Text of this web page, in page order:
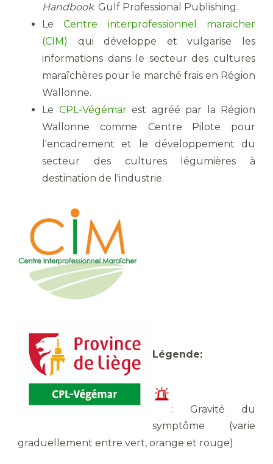
Handbook. Gulf Professional Publishing.
LeCentre interprofessionnel maraicher
(CIM)
qui développe et vulgarise les
informations dans le secteur des cultures
maraîchères pour le marché frais en Région
Wallonne.
Le CPL-Végémarest agréé par la Région
Wallonne comme
Centre Pilote pour
l'encadrement et le développement du
secteur des cultures légumières à
destination de l'industrie.
Légende:
: Gravité du
symptôme (varie
graduellement entre vert, orange et rouge)